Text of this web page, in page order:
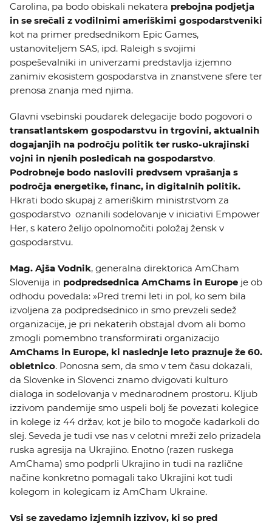
Carolina, pa bodo obiskali nekatera prebojna podjetja
in se srečali z vodilnimi ameriškimi gospodarstveniki
kot na primer predsednikom Epic Games,
ustanoviteljem SAS, ipd. Raleigh s svojimi
pospeševalniki in univerzami predstavlja izjemno
zanimiv ekosistem gospodarstva in znanstvene sfere ter
prenosa znanja med njima.
Glavni vsebinski poudarek delegacije bodo pogovori o
transatlantskem gospodarstvu in trgovini, aktualnih
dogajanjih na področju politik ter rusko-ukrajinski
vojni in njenih posledicah na gospodarstvo.
Podrobneje bodo naslovili predvsem vprašanja s
področja energetike, financ, in digitalnih politik.
Hkrati bodo skupaj z ameriškim ministrstvom za
gospodarstvo oznanili sodelovanje v iniciativi Empower
Her, s katero želijo opolnomočiti položaj žensk v
gospodarstvu.
Mag. Ajša Vodnik, generalna direktorica AmCham
Slovenija in podpredsednica AmChams in Europe je ob
odhodu povedala: »Pred tremi leti in pol, ko sem bila
izvoljena za podpredsednico in smo prevzeli sedež
organizacije, je pri nekaterih obstajal dvom ali bomo
zmogli pomembno transformirati organizacijo
AmChams in Europe, ki naslednje leto praznuje že 60.
obletnico. Ponosna sem, da smo v tem času dokazali,
da Slovenke in Slovenci znamo dvigovati kulturo
dialoga in sodelovanja v mednarodnem prostoru. Kljub
izzivom pandemije smo uspeli bolj še povezati kolegice
in kolege iz 44 držav, kot je bilo to mogoče kadarkoli do
slej. Seveda je tudi vse nas v celotni mreži zelo prizadela
ruska agresija na Ukrajino. Enotno (razen ruskega
AmChama) smo podprli Ukrajino in tudi na različne
načine konkretno pomagali tako Ukrajini kot tudi
kolegom in kolegicam iz AmCham Ukraine.
Vsi se zavedamo izjemnih izzivov, ki so pred